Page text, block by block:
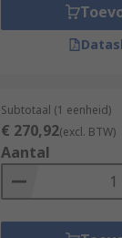
Subtotaal (1 eenheid)
€ 270,92(excl. BTW)
Aantal